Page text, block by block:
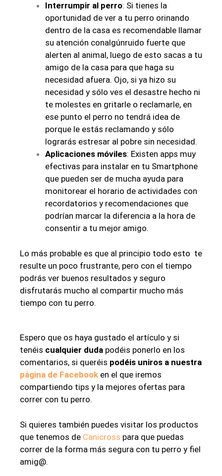
Interrumpir al perro: Si tienes la
oportunidad de ver a tu perro orinando
dentro de la casa es recomendable llamar
su atención conalgúnruido fuerte que
alerten al animal, luego de esto sacas a tu
amigo de la casa para que haga su
necesidad afuera. Ojo, si ya hizo su
necesidad y sólo ves el desastre hecho ni
te molestes en gritarle o reclamarle, en
ese punto el perro no tendrá idea de
porque le estás reclamando y sólo
lograrás estresar al pobre sin necesidad.
Aplicaciones móviles: Existen apps muy
efectivas para instalar en tu Smartphone
que pueden ser de mucha ayuda para
monitorear el horario de actividades con
recordatorios y recomendaciones que
podrían marcar la diferencia a la hora de
consentir a tu mejor amigo.
Lo más probable es que al principio todo esto te
resulte un poco frustrante, pero con el tiempo
podrás ver buenos resultados y seguro
disfrutarás mucho al compartir mucho más
tiempo con tu perro.
Espero que os haya gustado el artículo y si
tenéis cualquier duda podéis ponerlo en los
comentarios, si queréis podéis uniros a nuestra
página de Facebook en el que iremos
compartiendo tips y la mejores ofertas para
correr con tu perro.
Si quieres también puedes visitar los productos
que tenemos de Canicross para que puedas
correr de la forma más segura con tu perro y fiel
amig@.